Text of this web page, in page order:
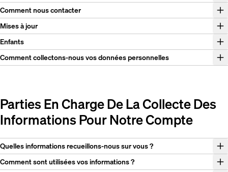
Comment nous contacter
Mises à jour
Enfants
Comment collectons-nous vos données personnelles
Parties En Charge De La Collecte Des
Informations Pour Notre Compte
Quelles informations recueillons-nous sur vous ?
Comment sont utilisées vos informations ?